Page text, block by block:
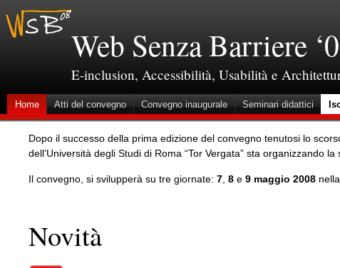
Web Senza Barriere
E-inclusion, Accessibilità, Usabilità e
Home Atti del convegno Convegno inaugurale Seminari didattici
Dopo il successo della prima edizione del convegno tenutosi lo
dell’Università degli Studi di Roma “Tor Vergata” sta organizzando
Il convegno, si svilupperà su tre giornate: 7 8 e 9 maggio 2008
Novità